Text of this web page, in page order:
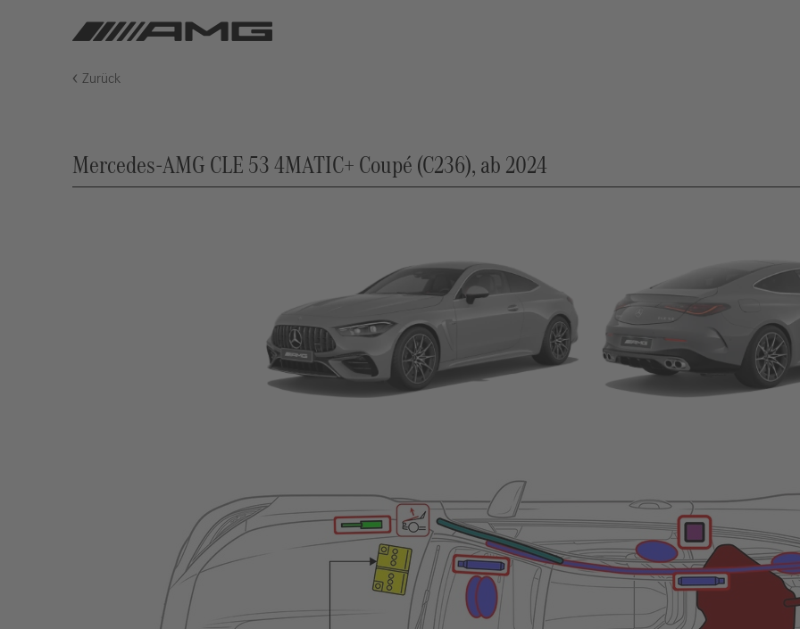
Zurück
Mercedes-AMG CLE 53 4MATIC+ Coupé (C236), ab 2024